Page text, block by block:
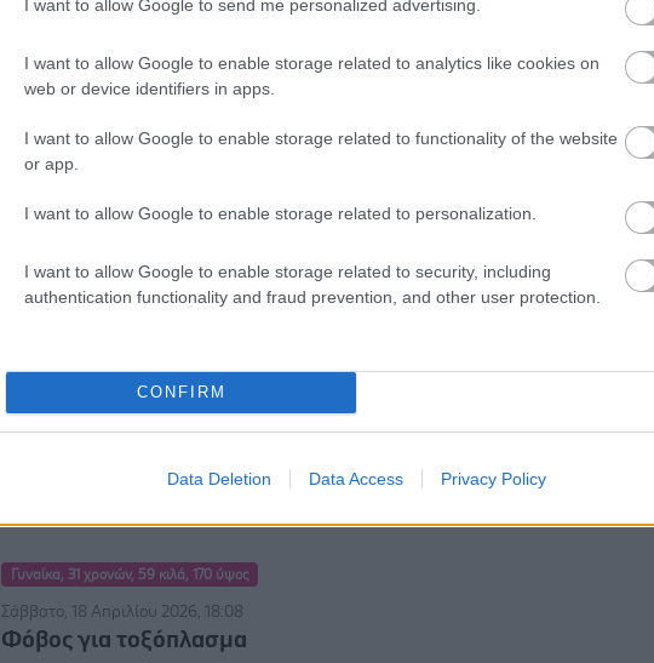
I want to allow Google to send me personalized advertising.
I want to allow Google to enable storage related to analytics like cookies on
web or device identifiers in apps.
I want to allow Google to enable storage related to functionality of the website
or app.
I want to allow Google to enable storage related to personalization.
I want to allow Google to enable storage related to security, including
authentication functionality and fraud prevention, and other user protection.
CONFIRM
Data Deletion Data Access Privacy Policy
γενετικών εξετάσεων και επομένως ο πλέον ...
Γυναίκα, 29 χρονών, 82 κιλά, 168 ύψος
Πόνος στην κλειτορίδα
στην περιοχή της κλειτορίδας, που επιμέν...
Τετάρτη, 06 Μαΐου 2026, 15:47
Πήρα ένα mesulid ενώ δεν ξέρω αν είμαι έγκυος
Καλησπέρα σας. Η λήψη ενός μόνο δισκίου Mesulid (νιμεσουλίδη)
Γυναίκα, 31 χρονών, 59 κιλά, 170 ύψος
Σάββατο, 18 Απριλίου 2026, 18:08
Φόβος για τοξόπλασμα